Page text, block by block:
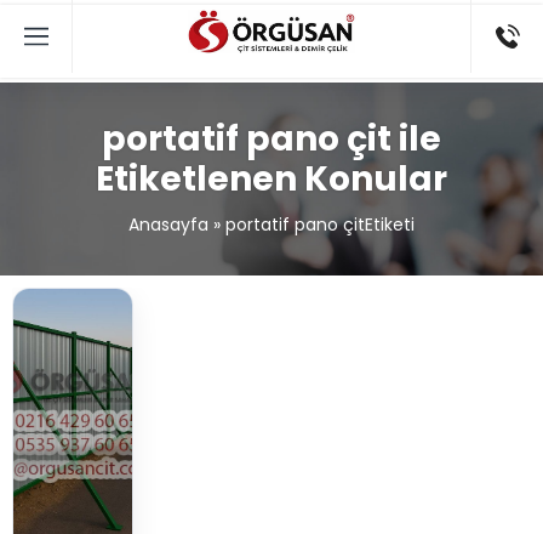
portatif pano çit ile
Etiketlenen Konular
Anasayfa » portatif pano çitEtiketi